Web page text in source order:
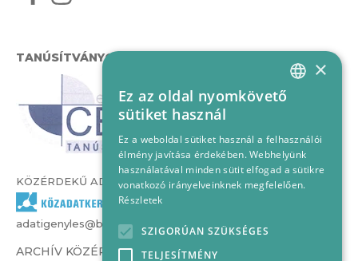
TANÚSÍTVÁNYOK
KÖZÉRDEKŰ ADATOK
adatigenyles@bvcs.hu
ARCHÍV KÖZÉRDEKŰ ADATOK –
HUNGARIAN
×
Ez az oldal nyomkövető
sütiket használ
Ez a weboldal sütiket használ a felhasználói
élmény javítása érdekében. Webhelyünk
használatával minden sütit elfogad a sütikre
vonatkozó irányelveinknek megfelelően.
Részletek
SZIGORÚAN SZÜKSÉGES
TELJESÍTMÉNY